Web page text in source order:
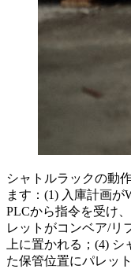
シャトルラックの動
ます：(1) 入庫計画
PLCから指令を受け
レットがコンベア/リ
上に置かれる；(4)
た保管位置にパレッ